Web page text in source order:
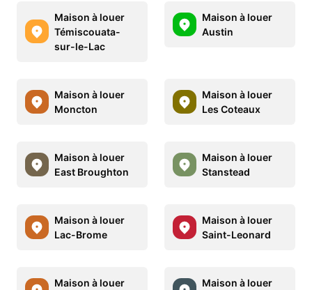
Maison à louer
Témiscouata-
sur-le-Lac
Maison à louer
Austin
Maison à louer
Moncton
Maison à louer
Les Coteaux
Maison à louer
East Broughton
Maison à louer
Stanstead
Maison à louer
Lac-Brome
Maison à louer
Saint-Leonard
Maison à louer
Maison à louer